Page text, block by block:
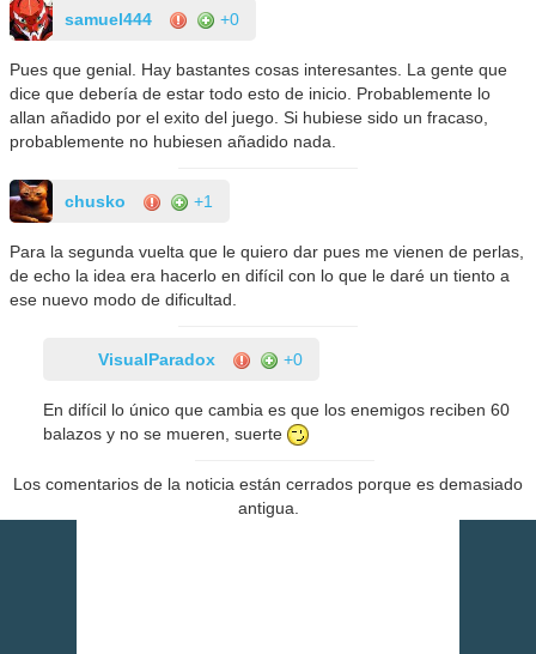
samuel444 +0
Pues que genial. Hay bastantes cosas interesantes. La gente que
dice que debería de estar todo esto de inicio. Probablemente lo
allan añadido por el exito del juego. Si hubiese sido un fracaso,
probablemente no hubiesen añadido nada.
chusko +1
Para la segunda vuelta que le quiero dar pues me vienen de perlas,
de echo la idea era hacerlo en difícil con lo que le daré un tiento a
ese nuevo modo de dificultad.
VisualParadox +0
En difícil lo único que cambia es que los enemigos reciben 60
balazos y no se mueren, suerte
Los comentarios de la noticia están cerrados porque es demasiado
antigua.